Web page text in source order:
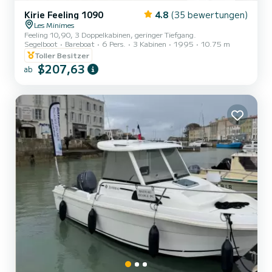
Kirie Feeling 1090 4.8 (35 bewertungen)
Les Minimes
Feeling 10,90, 3 Doppelkabinen, geringer Tiefgang.
Segelboot
Bareboat 6 Pers. 3 Kabinen 1995
10.75 m
Toller Besitzer
ab $207,63